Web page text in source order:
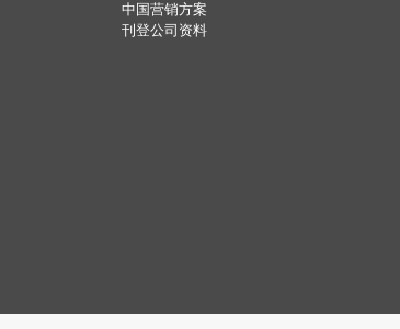
中国营销方案
刊登公司资料